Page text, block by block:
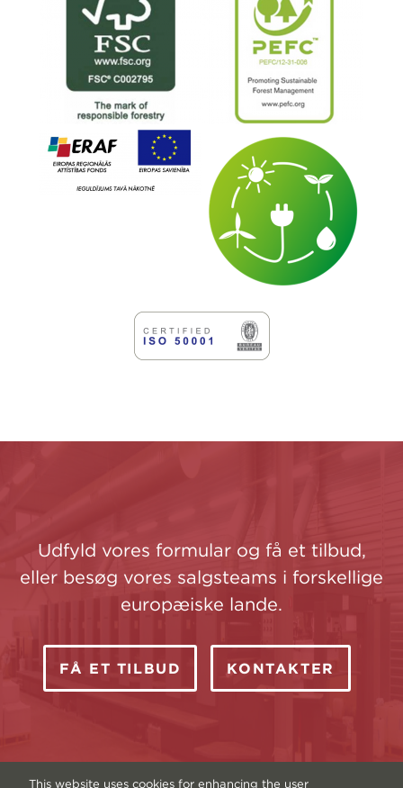
This website uses cookies for enhancing the user
Udfyld vores formular og få et tilbud,
eller besøg vores salgsteams i forskellige
europæiske lande.
FÅ ET TILBUD KONTAKTER